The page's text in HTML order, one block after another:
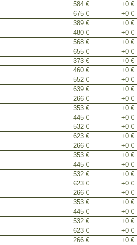
584 €
+0 €
675 €
+0 €
389 €
+0 €
480 €
+0 €
568 €
+0 €
655 €
+0 €
373 €
+0 €
460 €
+0 €
552 €
+0 €
639 €
+0 €
266 €
+0 €
353 €
+0 €
445 €
+0 €
532 €
+0 €
623 €
+0 €
266 €
+0 €
353 €
+0 €
445 €
+0 €
532 €
+0 €
623 €
+0 €
266 €
+0 €
353 €
+0 €
445 €
+0 €
532 €
+0 €
623 €
+0 €
266 €
+0 €